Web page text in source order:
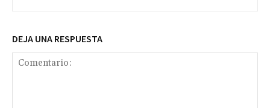
DEJA UNA RESPUESTA